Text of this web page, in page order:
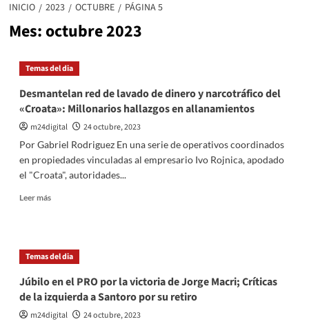
INICIO 2023 OCTUBRE PÁGINA 5
Mes: octubre 2023
Temas del dia
Desmantelan red de lavado de dinero y narcotráfico del
«Croata»: Millonarios hallazgos en allanamientos
m24digital
24 octubre, 2023
Por Gabriel Rodriguez En una serie de operativos coordinados
en propiedades vinculadas al empresario Ivo Rojnica, apodado
el "Croata", autoridades...
Leer másLeer
red
de
de
dinero
y
Temas del dia
Júbilo en el PRO por la victoria de Jorge Macri; Críticas
de la izquierda a Santoro por su retiro
m24digital
24 octubre, 2023